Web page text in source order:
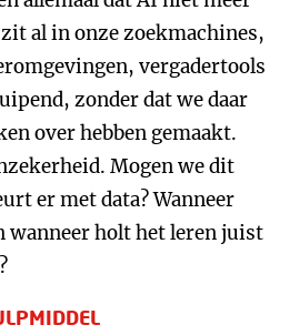
al in onze zoekmachines,
vergadertools
zonder dat we daar
over hebben gemaakt.
Mogen we dit
er met data? Wanneer
wanneer holt het leren juist